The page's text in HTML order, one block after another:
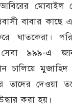
আবিরের মোবাইল
বাবার
ঘাতকেরা।
৯৯৯-এ
চালিয়ে
দেওয়া
করা হয়।